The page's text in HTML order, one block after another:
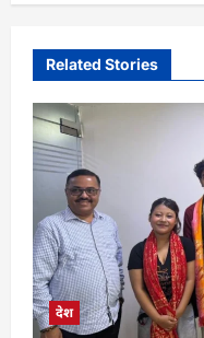
Related Stories
देश